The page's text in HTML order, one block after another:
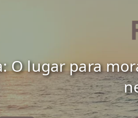
O lugar para